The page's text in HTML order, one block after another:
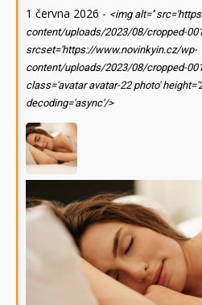
1 června 2026 - <img alt=''
content/uploads/2023/08/cropped-
srcset='https://www.novinkyin.cz/wp-
content/uploads/2023/08/cropped-
class='avatar avatar-22 photo'
decoding='async'/>